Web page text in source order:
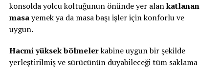
konsolda yolcu koltuğunun önünde yer alankatlanan
masayemek ya da masa başı işler için konforlu ve
uygun.
Hacmi yüksek bölmelerkabine uygun bir şekilde
yerleştirilmiş ve sürücünün duyabileceği tüm saklama